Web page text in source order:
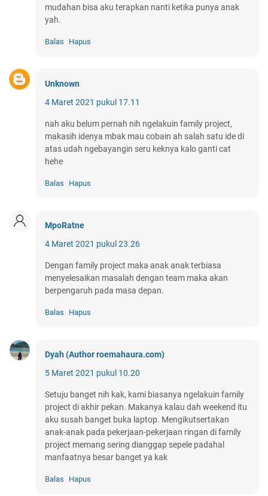
mudahan bisa aku terapkan nanti ketika punya anak
yah.
Balas Hapus
Unknown
4 Maret 2021 pukul 17.11
nah aku belum pernah nih ngelakuin family project,
makasih idenya mbak mau cobain ah salah satu ide di
atas udah ngebayangin seru keknya kalo ganti cat
hehe
Balas Hapus
MpoRatne
4 Maret 2021 pukul 23.26
Dengan family project maka anak anak terbiasa
menyelesaikan masalah dengan team maka akan
berpengaruh pada masa depan.
Balas Hapus
Dyah (Author roemahaura.com)
5 Maret 2021 pukul 10.20
Setuju banget nih kak, kami biasanya ngelakuin family
project di akhir pekan. Makanya kalau dah weekend itu
aku susah banget buka laptop. Mengikutsertakan
anak-anak pada pekerjaan-pekerjaan ringan di family
project memang sering dianggap sepele padahal
manfaatnya besar banget ya kak
Balas Hapus